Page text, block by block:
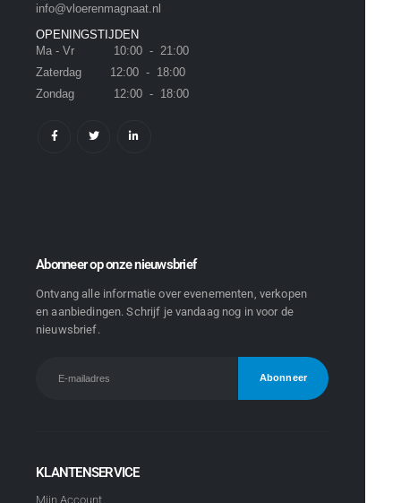
info@vloerenmagnaat.nl
OPENINGSTIJDEN
Ma - Vr 10:00 - 21:00
Zaterdag 12:00 - 18:00
Zondag 12:00 - 18:00
Abonneer op onze nieuwsbrief
Ontvang alle informatie over evenementen, verkopen
en aanbiedingen. Schrijf je vandaag nog in voor de
nieuwsbrief.
KLANTENSERVICE
Mijn Account